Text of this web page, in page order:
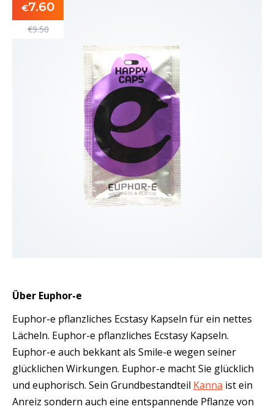
€7.60
€9.50
Über Euphor-e
Euphor-e pflanzliches Ecstasy Kapseln für ein nettes
Lächeln. Euphor-e pflanzliches Ecstasy Kapseln.
Euphor-e auch bekkant als Smile-e wegen seiner
glücklichen Wirkungen. Euphor-e macht Sie glücklich
und euphorisch. Sein Grundbestandteil Kanna ist ein
Anreiz sondern auch eine entspannende Pflanze von